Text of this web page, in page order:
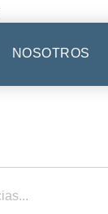
NOSOTROS